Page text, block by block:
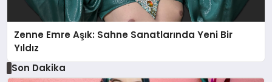
Zenne Emre Aşık: Sahne Sanatlarında Yeni Bir
Yıldız
Son Dakika